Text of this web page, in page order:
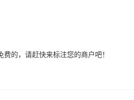
的，请赶快来标注您的商户吧！